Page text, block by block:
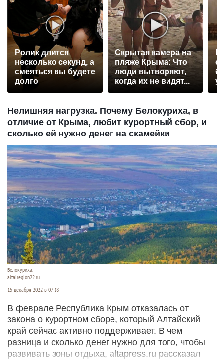
Ролик длится
несколько секунд, а
смеяться вы будете
долго
Скрытая камера на
пляже Крыма: Что
люди вытворяют,
когда их не видят...
Нелишняя нагрузка. Почему Белокуриха, в
отличие от Крыма, любит курортный сбор, и
сколько ей нужно денег на скамейки
Белокуриха.
altairegion22.ru
15 декабря 2022 в 07:18
В феврале Республика Крым отказалась от
закона о курортном сборе, который Алтайский
край сейчас активно поддерживает. В чем
разница и сколько денег нужно для того, чтобы
развивать зоны отдыха, altapress.ru рассказал